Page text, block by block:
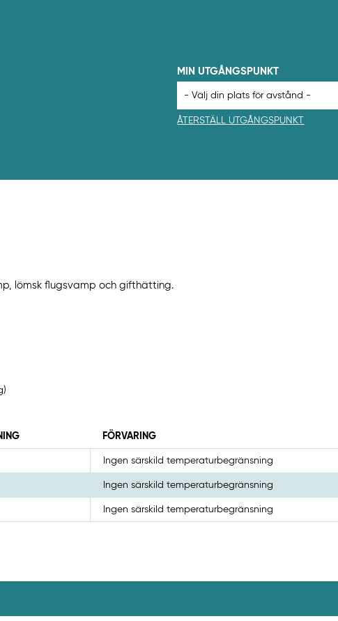
MIN UTGÅNGSPUNKT
ÅTERSTÄLL UTGÅNGSPUNKT
lömsk flugsvamp och gifthätting.
FÖRVARING
Ingen särskild temperaturbegränsning
Ingen särskild temperaturbegränsning
Ingen särskild temperaturbegränsning